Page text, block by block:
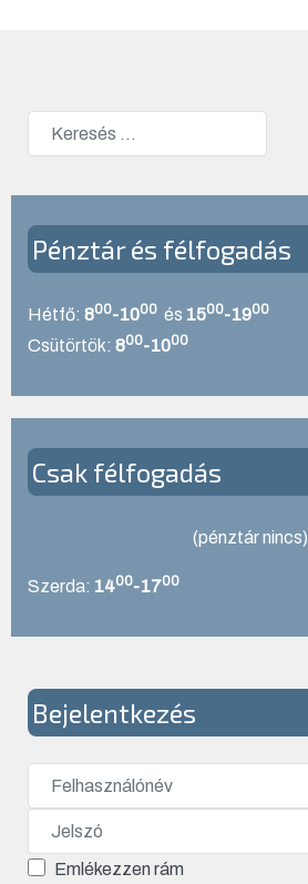
Keresés
Pénztár és félfogadás
Hétfő: 800-1000 és 1500-1900
Csütörtök: 800-1000
Csak félfogadás
(pénztár nincs)
Szerda: 1400-1700
Bejelentkezés
Felhasználónév
Jelszó
Emlékezzen rám